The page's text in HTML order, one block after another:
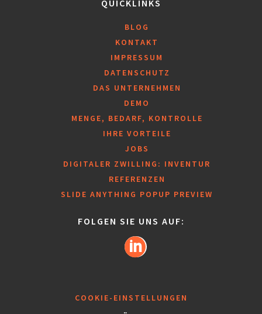
QUICKLINKS
BLOG
KONTAKT
IMPRESSUM
DATENSCHUTZ
DAS UNTERNEHMEN
DEMO
MENGE, BEDARF, KONTROLLE
IHRE VORTEILE
JOBS
DIGITALER ZWILLING: INVENTUR
REFERENZEN
SLIDE ANYTHING POPUP PREVIEW
FOLGEN SIE UNS AUF:
COOKIE-EINSTELLUNGEN